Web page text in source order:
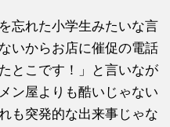
忘れた小学生みたいな言
いからお店に催促の電話
とこです！」と言いなが
ン屋よりも酷いじゃない
も突発的な出来事じゃな